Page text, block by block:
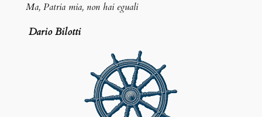
Ma, Patria mia, non hai eguali
Dario Bilotti